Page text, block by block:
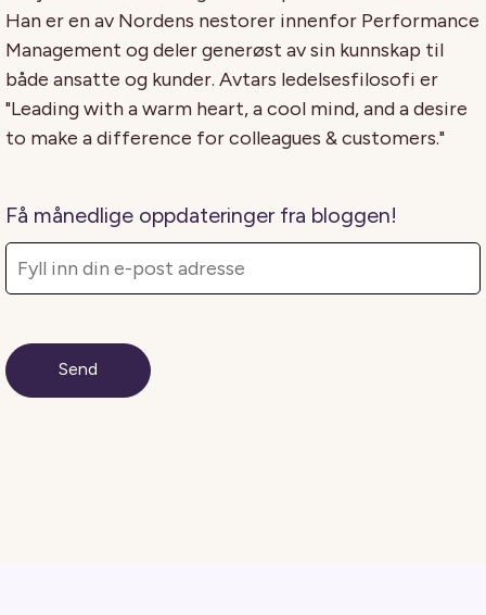
Han er en av Nordens nestorer innenfor Performance
Management og deler generøst av sin kunnskap til
både ansatte og kunder. Avtars ledelsesfilosofi er
"Leading with a warm heart, a cool mind, and a desire
to make a difference for colleagues & customers."
Få månedlige oppdateringer fra bloggen!